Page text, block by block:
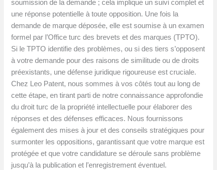
soumission de la demande ; cela implique un suivi complet et
une réponse potentielle à toute opposition. Une fois la
demande de marque déposée, elle est soumise à un examen
formel par l’Office turc des brevets et des marques (TPTO).
Si le TPTO identifie des problèmes, ou si des tiers s’opposent
à votre demande pour des raisons de similitude ou de droits
préexistants, une défense juridique rigoureuse est cruciale.
Chez Leo Patent, nous sommes à vos côtés tout au long de
cette étape, en tirant parti de notre connaissance approfondie
du droit turc de la propriété intellectuelle pour élaborer des
réponses et des défenses efficaces. Nous fournissons
également des mises à jour et des conseils stratégiques pour
surmonter les oppositions, garantissant que votre marque est
protégée et que votre candidature se déroule sans problème
jusqu’à la publication et l’enregistrement éventuel.